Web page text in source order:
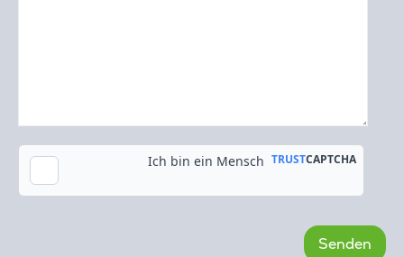
Kopie an meine E-Mail-Adresse senden